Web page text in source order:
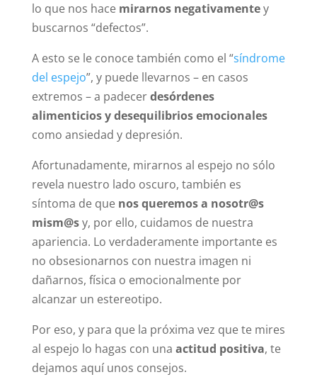
lo que nos hace mirarnos negativamentey
buscarnos “defectos”.
A esto se le conoce también como el “síndrome
del espejo”, y puede llevarnos – en casos
extremos – a padecerdesórdenes
alimenticios y desequilibrios emocionales
como ansiedad y depresión.
Afortunadamente, mirarnos al espejo no sólo
revela nuestro lado oscuro, también es
síntoma de que nos queremos a nosotr@s
mism@sy, por ello, cuidamos de nuestra
apariencia. Lo verdaderamente importante es
no obsesionarnos con nuestra imagen ni
dañarnos, física o emocionalmente por
alcanzar un estereotipo.
Por eso, y para que la próxima vez que te mires
al espejo lo hagas con una actitud positiva, te
dejamos aquí unos consejos.